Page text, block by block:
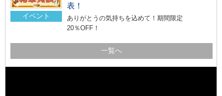
イベント
表！
ありがとうの気持ちを込めて！期間限定
20％OFF！
一覧へ